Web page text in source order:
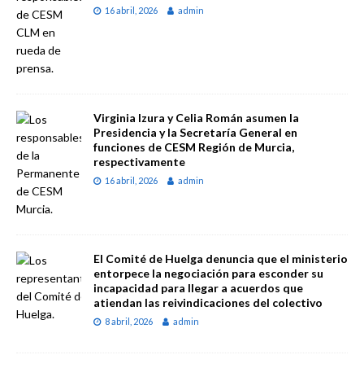
16 abril, 2026 admin
Virginia Izura y Celia Román asumen la
Presidencia y la Secretaría General en
funciones de CESM Región de Murcia,
respectivamente
16 abril, 2026 admin
El Comité de Huelga denuncia que el ministerio
entorpece la negociación para esconder su
incapacidad para llegar a acuerdos que
atiendan las reivindicaciones del colectivo
8 abril, 2026 admin